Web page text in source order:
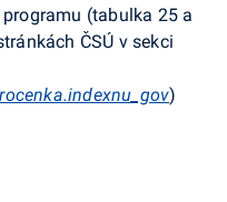
(tabulka 25 a
ČSÚ v sekci
)